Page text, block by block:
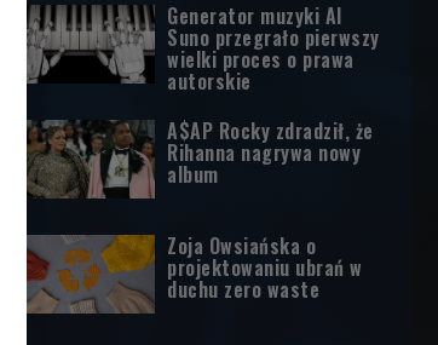
Generator muzyki AI
Suno przegrało pierwszy
wielki proces o prawa
autorskie
A$AP Rocky zdradził, że
Rihanna nagrywa nowy
album
Zoja Owsiańska o
projektowaniu ubrań w
duchu zero waste